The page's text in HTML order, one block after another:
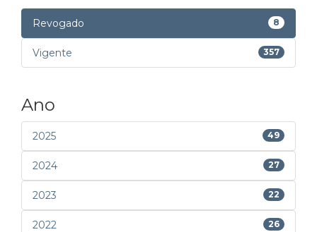
Revogado 8
Vigente 357
Ano
2025 49
2024 27
2023 22
2022 26